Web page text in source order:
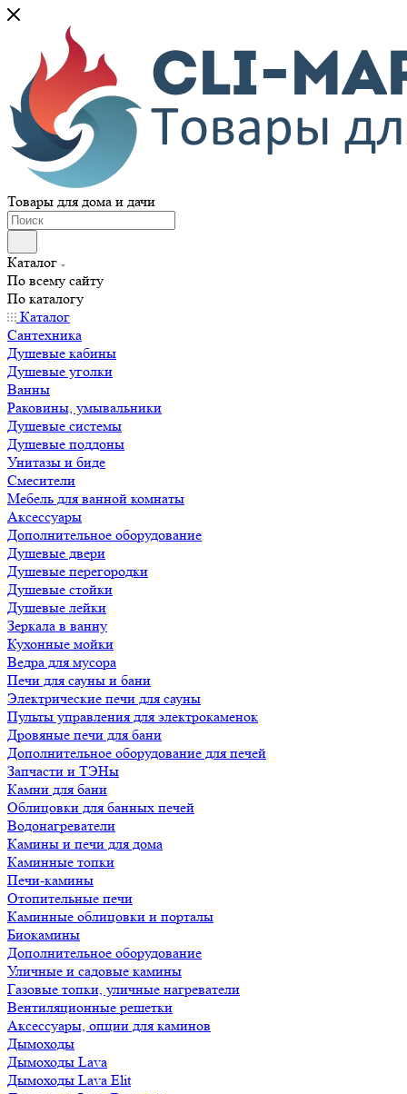
Товары для дома и дачи
Каталог
По всему сайту
По каталогу
Каталог
Сантехника
Душевые кабины
Душевые уголки
Ванны
Раковины, умывальники
Душевые системы
Душевые поддоны
Унитазы и биде
Смесители
Мебель для ванной комнаты
Аксессуары
Дополнительное оборудование
Душевые двери
Душевые перегородки
Душевые стойки
Душевые лейки
Зеркала в ванну
Кухонные мойки
Ведра для мусора
Печи для сауны и бани
Электрические печи для сауны
Пульты управления для электрокаменок
Дровяные печи для бани
Дополнительное оборудование для печей
Запчасти и ТЭНы
Камни для бани
Облицовки для банных печей
Водонагреватели
Камины и печи для дома
Каминные топки
Печи-камины
Отопительные печи
Каминные облицовки и порталы
Биокамины
Дополнительное оборудование
Уличные и садовые камины
Газовые топки, уличные нагреватели
Вентиляционные решетки
Аксессуары, опции для каминов
Дымоходы
Дымоходы Lava
Дымоходы Lava Elit